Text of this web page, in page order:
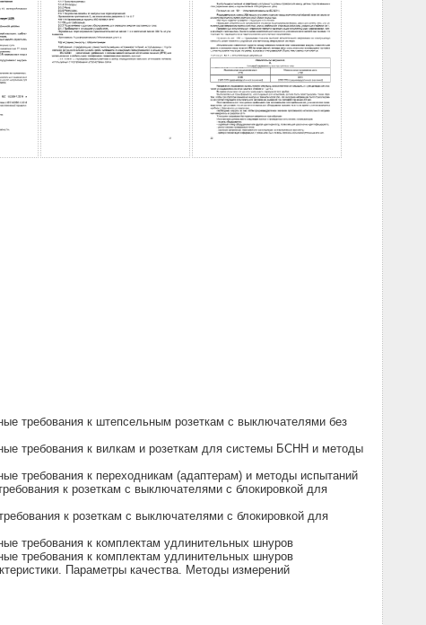
требования к штепсельным розеткам с выключателями без
требования к вилкам и розеткам для системы БСНН и методы
требования к переходникам (адаптерам) и методы испытаний
к розеткам с выключателями с блокировкой для
к розеткам с выключателями с блокировкой для
требования к комплектам удлинительных шнуров
требования к комплектам удлинительных шнуров
Параметры качества. Методы измерений